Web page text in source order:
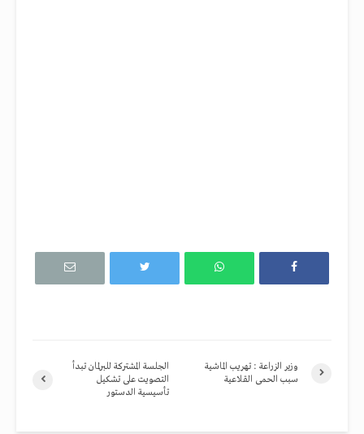
الجلسة المشتركة للبرلمان تبدأ
التصويت على تشكيل
تأسيسية الدستور
وزير الزراعة : تهريب الماشية
سبب الحمى القلاعية